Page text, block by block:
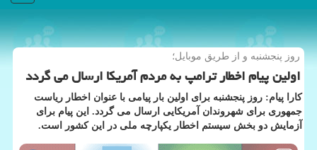
روز پنجشنبه و از طریق موبایل؛
اولین پیام اخطار ترامپ به مردم آمریكا ارسال می گردد
كارا پیام: روز پنجشنبه برای اولین بار پیامی با عنوان اخطار ریاست
جمهوری برای شهروندان آمریكایی ارسال می گردد. این پیام برای
آزمایش دو بخش سیستم اخطار یكپارچه ملی در این كشور است.